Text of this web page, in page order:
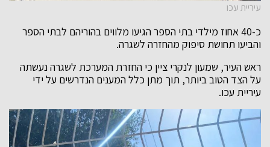
עיריית עכו
כ-40 אחוז מילדי בתי הספר הגיעו מלווים בהוריהם לבתי הספר
והביעו תחושת סיפוק מהחזרה לשגרה.
ראש העיר, שמעון לנקרי ציין כי החזרת המערכת לשגרה נעשתה
על הצד הטוב ביותר, תוך מתן כלל המענים הנדרשים על ידי
עיריית עכו.